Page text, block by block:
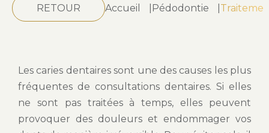
RETOUR Accueil Pédodontie
Les caries dentaires sont une des causes les plus
fréquentes de consultations dentaires. Si elles
ne sont pas traitées à temps, elles peuvent
provoquer des douleurs et endommager vos